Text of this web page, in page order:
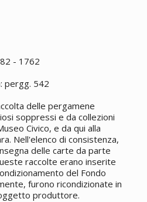
- 1762
pergg. 542
delle pergamene
soppressi e da collezioni
Civico, e da qui alla
Nell'elenco di consistenza,
delle carte da parte
raccolte erano inserite
del Fondo
furono ricondizionate in
produttore.